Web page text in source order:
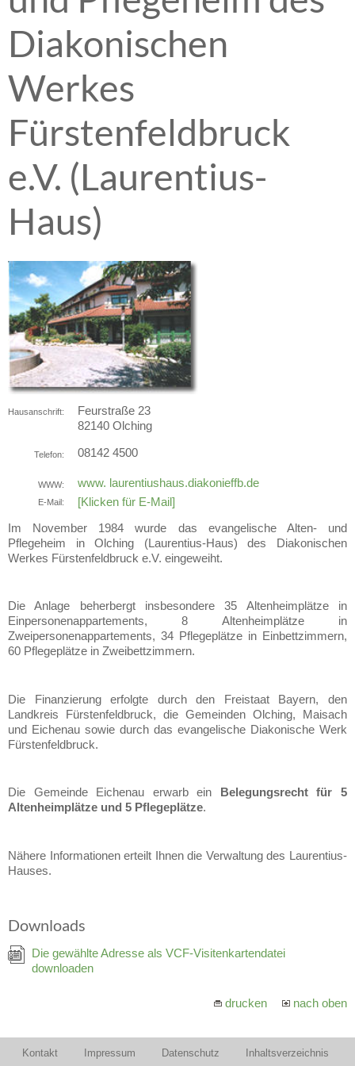
Diakonischen
Werkes
Fürstenfeldbruck
e.V. (Laurentius-
Haus)
Hausanschrift:
Feurstraße 23
82140 Olching
Telefon: 08142 4500
WWW: www. laurentiushaus.diakonieffb.de
E-Mail:
[Klicken für E-Mail]
Im November 1984 wurde das evangelische Alten- und
Pflegeheim in Olching (Laurentius-Haus) des Diakonischen
Werkes Fürstenfeldbruck e.V. eingeweiht.
Die Anlage beherbergt insbesondere 35 Altenheimplätze in
Einpersonenappartements, 8 Altenheimplätze in
Zweipersonenappartements, 34 Pflegeplätze in Einbettzimmern,
60 Pflegeplätze in Zweibettzimmern.
Die Finanzierung erfolgte durch den Freistaat Bayern, den
Landkreis Fürstenfeldbruck, die Gemeinden Olching, Maisach
und Eichenau sowie durch das evangelische Diakonische Werk
Fürstenfeldbruck.
Die Gemeinde Eichenau erwarb ein Belegungsrecht für 5
Altenheimplätze und 5 Pflegeplätze.
Nähere Informationen erteilt Ihnen die Verwaltung des Laurentius-
Hauses.
Downloads
Die gewählte Adresse als VCF-Visitenkartendatei
downloaden
drucken nach oben
Kontakt Impressum Datenschutz Inhaltsverzeichnis